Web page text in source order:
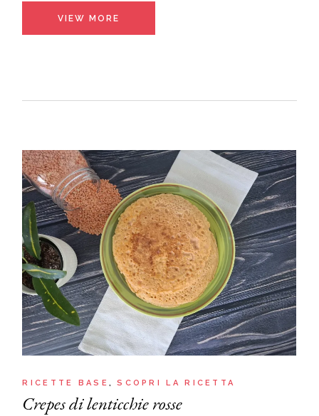
VIEW MORE
RICETTE BASE SCOPRI LA RICETTA
Crepes di lenticchie rosse